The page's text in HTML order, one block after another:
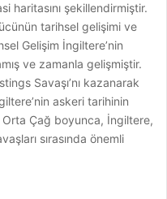
haritasını şekillendirmiştir.
tarihsel gelişimi ve
Gelişim İngiltere’nin
ve zamanla gelişmiştir.
Savaşı’nı kazanarak
askeri tarihinin
Çağ boyunca, İngiltere,
sırasında önemli